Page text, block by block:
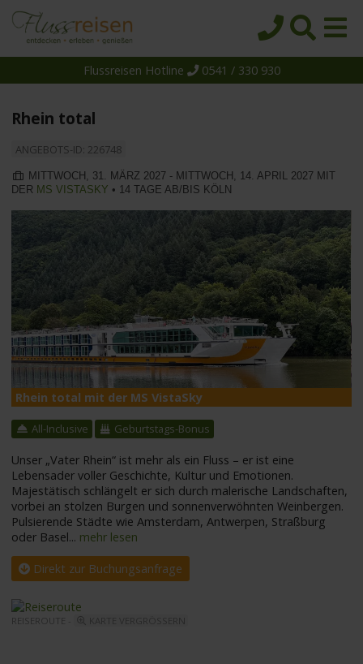
Reedereien
Über uns
Suche
Flussreisen Hotline 0541 / 330 930
Rhein total
ANGEBOTS-ID: 226748
MITTWOCH, 31. MÄRZ 2027 - MITTWOCH, 14. APRIL 2027 MIT
DER MS VISTASKY • 14 TAGE AB/BIS KÖLN
Rhein total mit der MS VistaSky
All-Inclusive Geburtstags-Bonus
Unser „Vater Rhein“ ist mehr als ein Fluss – er ist eine
Lebensader voller Geschichte, Kultur und Emotionen.
Majestätisch schlängelt er sich durch malerische Landschaften,
vorbei an stolzen Burgen und sonnenverwöhnten Weinbergen.
Pulsierende Städte wie Amsterdam, Antwerpen, Straßburg
oder Basel... mehr lesen
Direkt zur Buchungsanfrage
REISEROUTE -